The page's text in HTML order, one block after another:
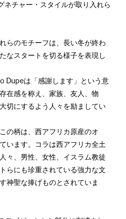
ネチャー・スタイルが取り入れら
らのモチーフは、長い冬が終わ
なスタートを切る様子を表現し
Dupeは「感謝します」という意
在感を称え、家族、友人、物
切にするよう人々を励ましてい
の柄は、西アフリカ原産のオ
います。コラは西アフリカ全土
々、男性、女性、イスラム教徒
らにも珍重されている強力な文
神聖な捧げものとされていま